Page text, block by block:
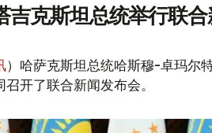
吉克斯坦总统举行联
）哈萨克斯坦总统哈斯穆-卓玛尔
开了联合新闻发布会。